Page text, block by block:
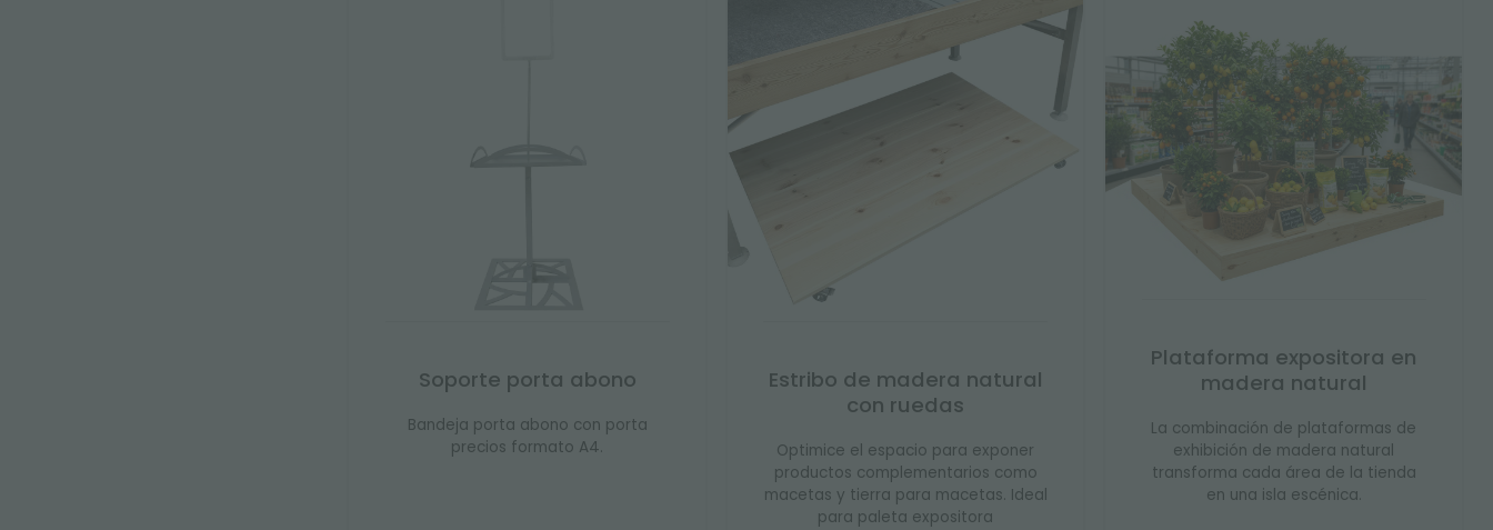
Soporte porta abono
Bandeja porta abono con porta
precios formato A4.
Estribo de madera natural
con ruedas
Optimice el espacio para exponer
productos complementarios como
macetas y tierra para macetas. Ideal
para paleta expositora
Plataforma expositora en
madera natural
La combinación de plataformas de
exhibición de madera natural
transforma cada área de la tienda
en una isla escénica.